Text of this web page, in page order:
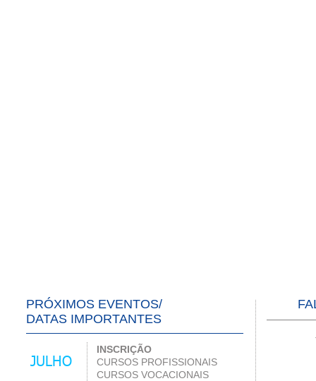
PRÓXIMOS EVENTOS/
DATAS IMPORTANTES
JULHO
INSCRIÇÃO
CURSOS PROFISSIONAIS
CURSOS VOCACIONAIS